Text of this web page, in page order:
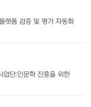
랫폼 검증 및 평가 자동화
업단:인문학 진흥을 위한